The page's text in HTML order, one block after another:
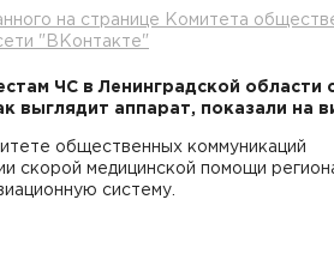
на странице Комитета
"ВКонтакте"
ЧС в Ленинградской области
выглядит аппарат, показали на
общественных коммуникаций
скорой медицинской помощи
систему.